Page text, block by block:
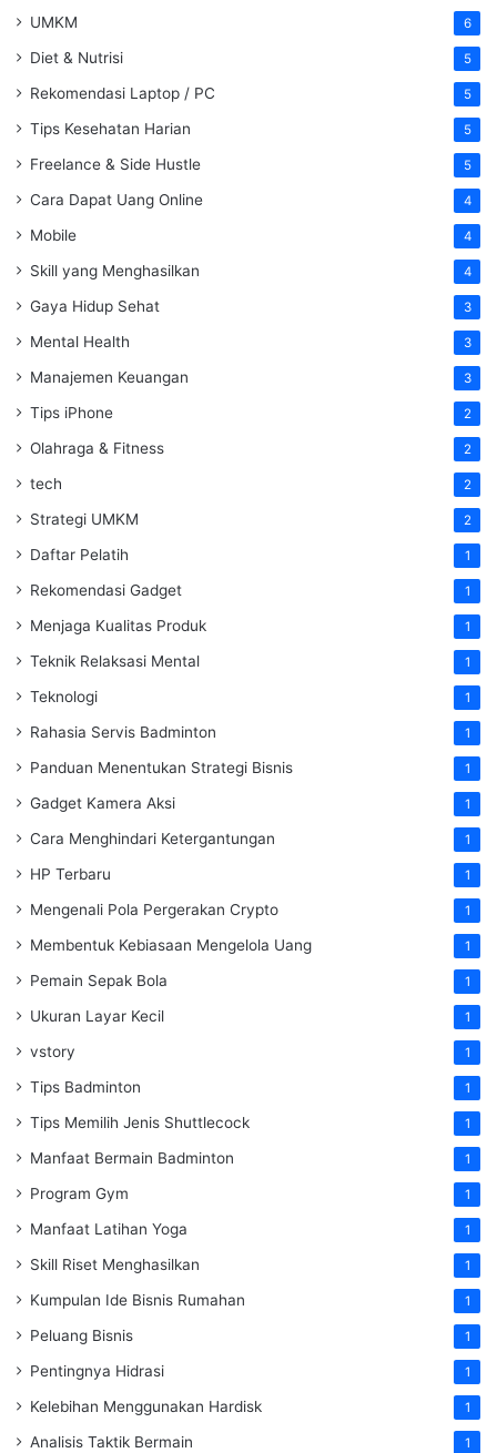
UMKM 6
Diet & Nutrisi 5
Rekomendasi Laptop / PC 5
Tips Kesehatan Harian 5
Freelance & Side Hustle 5
Cara Dapat Uang Online 4
Mobile 4
Skill yang Menghasilkan 4
Gaya Hidup Sehat 3
Mental Health 3
Manajemen Keuangan 3
Tips iPhone 2
Olahraga & Fitness 2
tech 2
Strategi UMKM 2
Daftar Pelatih 1
Rekomendasi Gadget 1
Menjaga Kualitas Produk 1
Teknik Relaksasi Mental 1
Teknologi 1
Rahasia Servis Badminton 1
Panduan Menentukan Strategi Bisnis 1
Gadget Kamera Aksi 1
Cara Menghindari Ketergantungan 1
HP Terbaru 1
Mengenali Pola Pergerakan Crypto 1
Membentuk Kebiasaan Mengelola Uang 1
Pemain Sepak Bola 1
Ukuran Layar Kecil 1
vstory 1
Tips Badminton 1
Tips Memilih Jenis Shuttlecock 1
Manfaat Bermain Badminton 1
Program Gym 1
Manfaat Latihan Yoga 1
Skill Riset Menghasilkan 1
Kumpulan Ide Bisnis Rumahan 1
Peluang Bisnis 1
Pentingnya Hidrasi 1
Kelebihan Menggunakan Hardisk 1
Analisis Taktik Bermain 1